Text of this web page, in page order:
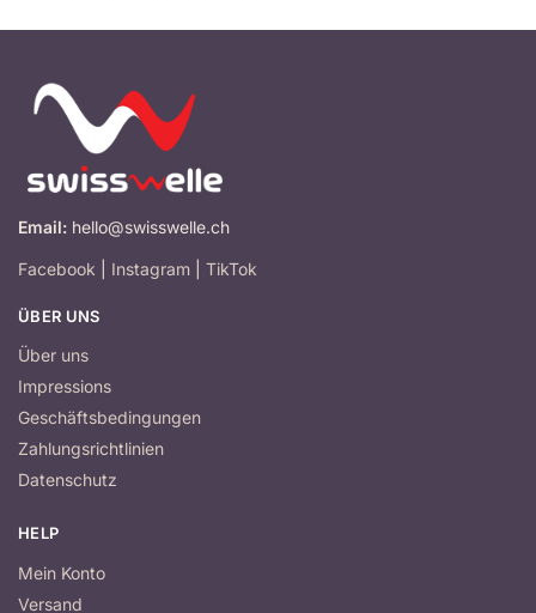
Email: hello@swisswelle.ch
Facebook Instagram TikTok
ÜBER UNS
Über uns
Impressions
Geschäftsbedingungen
Zahlungsrichtlinien
Datenschutz
HELP
Mein Konto
Versand